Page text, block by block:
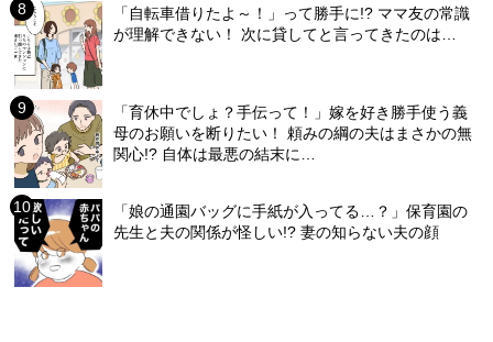
「自転車借りたよ～！」って勝手に!? ママ友の常識
が理解できない！ 次に貸してと言ってきたのは…
「育休中でしょ？手伝って！」嫁を好き勝手使う義
母のお願いを断りたい！ 頼みの綱の夫はまさかの無
関心!? 自体は最悪の結末に…
「娘の通園バッグに手紙が入ってる…？」保育園の
先生と夫の関係が怪しい!? 妻の知らない夫の顔